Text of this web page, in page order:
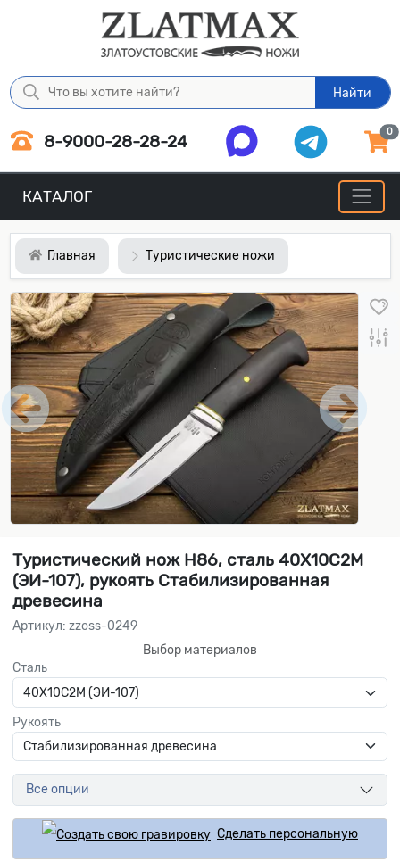
Найти
8-9000-28-28-24 0
КАТАЛОГ
Главная Туристические ножи
Туристический нож Н86, сталь 40Х10С2М
(ЭИ-107), рукоять Стабилизированная
древесина
Артикул: zzoss-0249
Выбор материалов
Сталь
Рукоять
Все опции
Сделать персональную